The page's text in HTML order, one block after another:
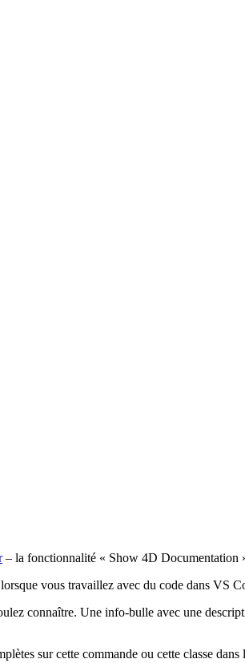
– la fonctionnalité « Show 4D Documentation
vous travaillez avec du code dans VS
connaître. Une info-bulle avec une
sur cette commande ou cette classe